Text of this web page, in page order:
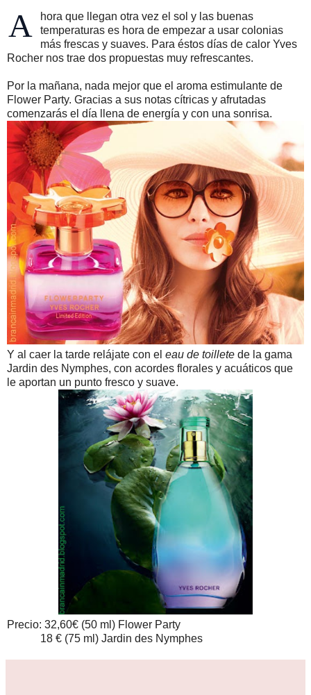
A
hora que llegan otra vez el sol y las buenas
temperaturas es hora de empezar a usar colonias
más frescas y suaves. Para éstos días de calor Yves
Rocher nos trae dos propuestas muy refrescantes.
Por la mañana, nada mejor que el aroma estimulante de
Flower Party. Gracias a sus notas cítricas y afrutadas
comenzarás el día llena de energía y con una sonrisa.
Y al caer la tarde relájate con el eau de toillete de la gama
Jardin des Nymphes, con acordes florales y acuáticos que
le aportan un punto fresco y suave.
Precio: 32,60€ (50 ml) Flower Party
18 € (75 ml) Jardin des Nymphes